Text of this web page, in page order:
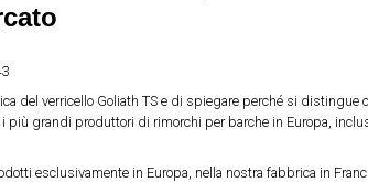
del verricello Goliath TS e di spiegare perché si distingue
più grandi produttori di rimorchi per barche in Europa,
esclusivamente in Europa, nella nostra fabbrica in